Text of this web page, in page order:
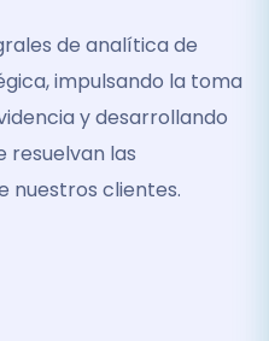
de analítica de
impulsando la toma
y desarrollando
resuelvan las
nuestros clientes.